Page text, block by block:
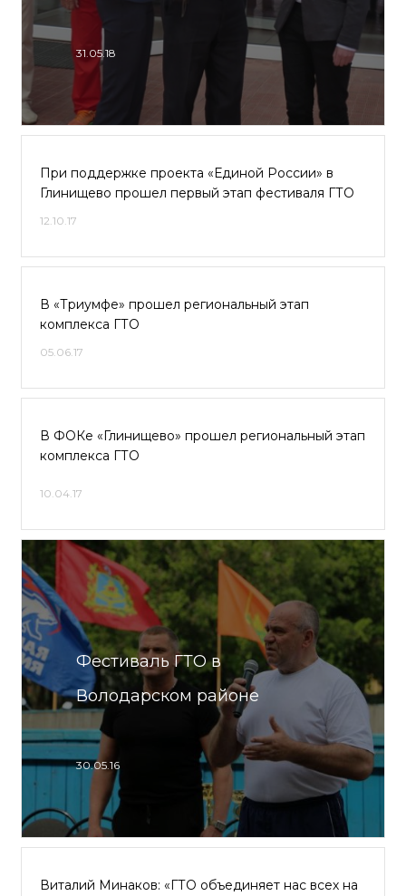
31.05.18
При поддержке проекта «Единой России» в
Глинищево прошел первый этап фестиваля ГТО
12.10.17
В «Триумфе» прошел региональный этап
комплекса ГТО
05.06.17
В ФОКе «Глинищево» прошел региональный этап
комплекса ГТО
10.04.17
Фестиваль ГТО в
Володарском районе
30.05.16
Виталий Минаков: «ГТО объединяет нас всех на